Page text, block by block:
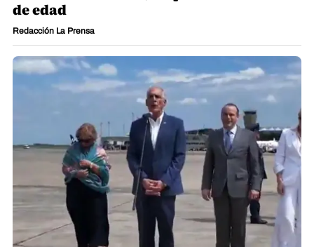
de edad
Redacción La Prensa